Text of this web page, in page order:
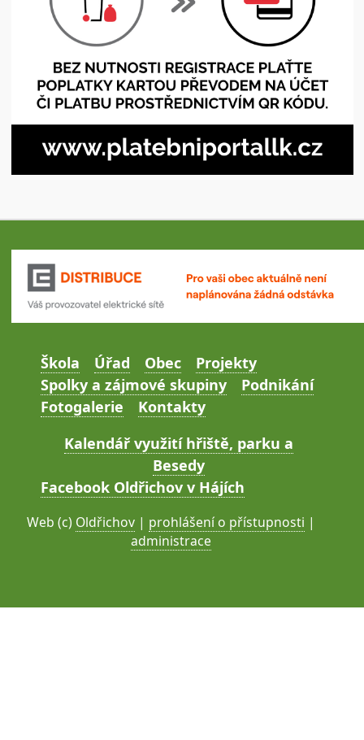
Škola Úřad Obec
Projekty
Spolky a zájmové skupiny
Podnikání
Fotogalerie
Kontakty
Kalendář využití hřiště, parku a
Besedy
Facebook Oldřichov v Hájích
Web (c) Oldřichov | prohlášení o přístupnosti |
administrace